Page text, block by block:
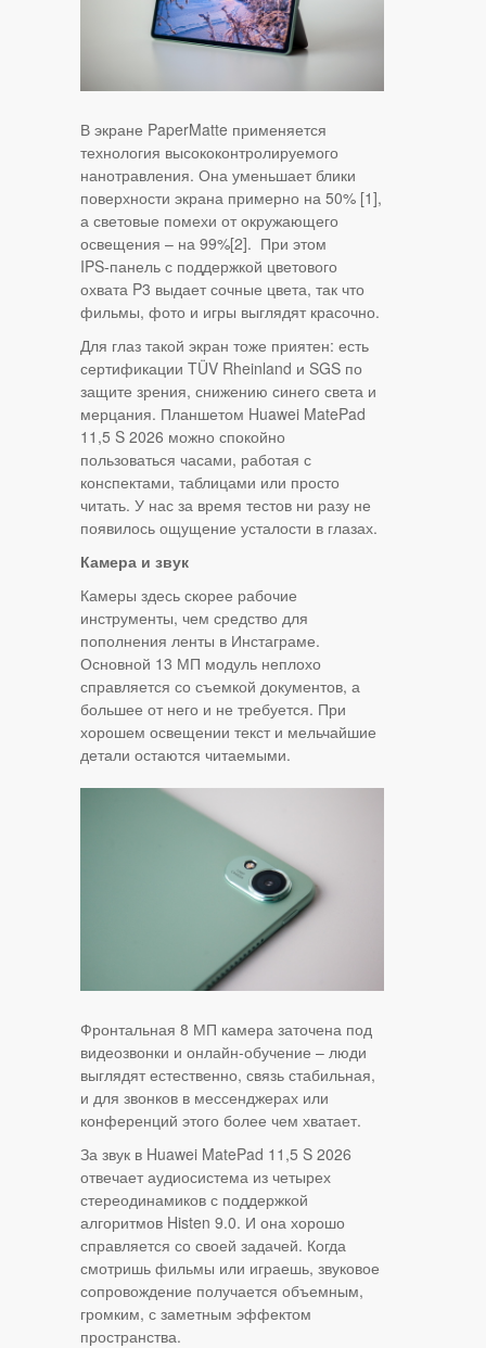
В экране PaperMatte применяется
технология высококонтролируемого
нанотравления. Она уменьшает блики
поверхности экрана примерно на 50% [1],
а световые помехи от окружающего
освещения – на 99%[2]. При этом
IPS‑панель с поддержкой цветового
охвата P3 выдает сочные цвета, так что
фильмы, фото и игры выглядят красочно.
Для глаз такой экран тоже приятен: есть
сертификации TÜV Rheinland и SGS по
защите зрения, снижению синего света и
мерцания. Планшетом Huawei MatePad
11,5 S 2026 можно спокойно
пользоваться часами, работая с
конспектами, таблицами или просто
читать. У нас за время тестов ни разу не
появилось ощущение усталости в глазах.
Камера и звук
Камеры здесь скорее рабочие
инструменты, чем средство для
пополнения ленты в Инстаграме.
Основной 13 МП модуль неплохо
справляется со съемкой документов, а
большее от него и не требуется. При
хорошем освещении текст и мельчайшие
детали остаются читаемыми.
Фронтальная 8 МП камера заточена под
видеозвонки и онлайн‑обучение – люди
выглядят естественно, связь стабильная,
и для звонков в мессенджерах или
конференций этого более чем хватает.
За звук в Huawei MatePad 11,5 S 2026
отвечает аудиосистема из четырех
стереодинамиков с поддержкой
алгоритмов Histen 9.0. И она хорошо
справляется со своей задачей. Когда
смотришь фильмы или играешь, звуковое
сопровождение получается объемным,
громким, с заметным эффектом
пространства.